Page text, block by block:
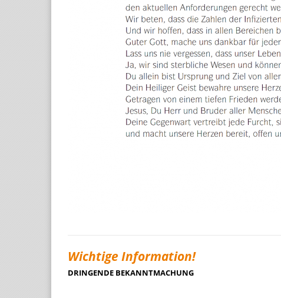
Wichtige Information!
DRINGENDE BEKANNTMACHUNG